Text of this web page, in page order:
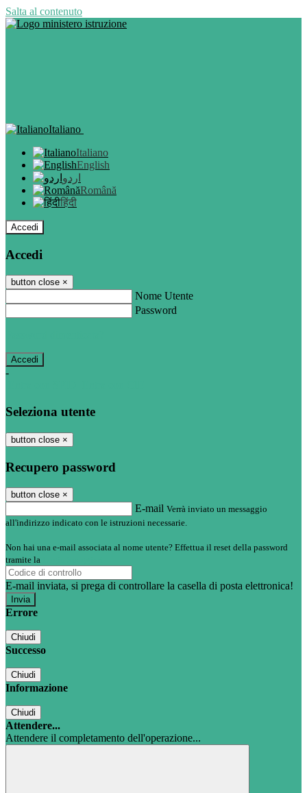
Salta al contenuto
Italiano
Italiano
English
اردو
Română
हिंदी
Accedi
Accedi
button close ×
Nome Utente
Password
-
Seleziona utente
button close ×
Recupero password
button close ×
E-mail Verrà inviato un messaggio
all'indirizzo indicato con le istruzioni necessarie.
Non hai una e-mail associata al nome utente? Effettua il reset della password
tramite la
E-mail inviata, si prega di controllare la casella di posta elettronica!
Errore
Chiudi
Successo
Chiudi
Informazione
Chiudi
Attendere...
Attendere il completamento dell'operazione...